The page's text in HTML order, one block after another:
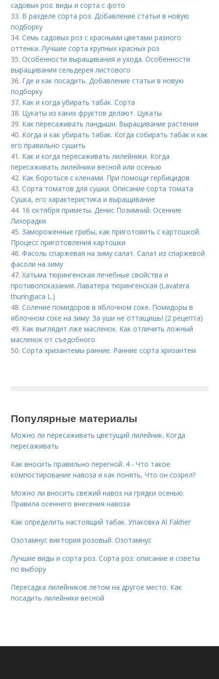
садовых роз: виды и сорта с фото
33. В разделе сорта роз. Добавление статьи в новую
подборку
34.Семь садовых роз с красными цветами разного
оттенка. Лучшие сорта крупных красных роз
35.Особенности выращивания и ухода. Особенности
выращивания сельдерея листового
36. Где и как посадить. Добавление статьи в новую
подборку
37. Как и когда убирать табак. Сорта
38. Цукаты из каких фруктов делают. Цукаты
39. Как пересаживать ландыши. Выращивание растения
40. Когда и как убирать табак. Когда собирать табак и как
его правильно сушить
41. Как и когда пересаживать лилейники. Когда
пересаживать лилейники весной или осенью
42. Как бороться с кленами. При помощи гербицидов
43.Сорта томатов для сушки. Описание сорта томата
Сушка, его характеристика и выращивание
44. 16 октября приметы. Денис Позимний. Осенние
Лихорадки
45.Замороженные грибы, как приготовить с картошкой.
Процесс приготовления картошки
46.Фасоль спаржевая на зиму салат. Салат из спаржевой
фасоли на зиму
47.Хатьма тюрингенская лечебные свойства и
противопоказания. Лаватера тюрингенская (Lavatera
thuringiaca L.)
48.Соление помидоров в яблочном соке. Помидоры в
яблочном соке на зиму: За уши не оттащишь! (2 рецепта)
49. Как выглядит лже масленок. Как отличить ложный
масленок от съедобного
50.Сорта хризантемы ранние. Ранние сорта хризантем
Популярные материалы
Можно ли пересаживать цветущий лилейник. Когда
пересаживать
Как вносить правильно перегной. 4 - Что такое
компостирование навоза и как понять, Что он созрел?
Можно ли вносить свежий навоз на грядки осенью.
Правила осеннего внесения навоза
Как определить настоящий табак. Упаковка Al Fakher
Озотамнус виктория розовый. Озотамнус
Лучшие виды и сорта роз. Сорта роз: описание и советы
по выбору
Пересадка лилейников летом на другое место. Как
посадить лилейники весной